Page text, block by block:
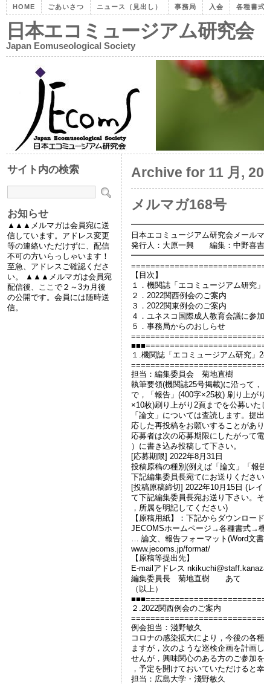
HOME ごあいさつ ニュース（見出し） 事務局 入会 各種書式
日本エコミュージアム研究会
Japan Eomuseological Society
Archive for 11 月,
メルマガ168号
日本エコミュージアム研究会メ
発行人：大原一興 編集：中野喜吉
【目次】
１．機関誌「エコミュージアム研究
２．2022関西例会のご案内
３．2022関東例会のご案内
４．ユネスコ国際成人教育会議に参
５．事務局からのおしらせ
１.機関誌「エコミュージアム研究」
担当：編集委員会 菊地直樹
執筆要領(機関誌25号掲載)に沿って
で，「報告」(400字×25枚) 刷り上が
×10枚)刷り上がり2頁までを公募いた
「論文」については査読します。提
応した再投稿をお願いすることがあり
応募者は次の応募期限にしたがって
）に書き込み投稿して下さい。
[応募期限] 2022年8月31日
投稿原稿の種別(例えば「論文」「報
下記編集委員長宛てにお送りください
[投稿原稿締切] 2022年10月15日 (レ
て下記編集委員長宛お送り下さい。
，所属を明記してください)
【原稿用紙】：下記からダウンロー
JECOMSホームページ→各種書式→
… 論文、報告フォーマット(Word文書
www.jecoms.jp/format/
【原稿等提出先】
E-mailアドレス
編集委員長 菊地直樹 あて
（以上）
２.2022関西例会のご案内
例会担当：淺野敏久
コロナの感染拡大により，今後の各
ますが，次のような巡検企画を計画
せんが，興味関心のある方のご参加
，予定を開けておいていただけると幸
担当：広島大学・淺野敏久
サイト内の検索
お知らせ
▲▲▲メルマガは会員宛に送
信しています。アドレス変更
等の連絡いただけずに、配信
不可の方いらっしゃいます！
至急、アドレスご確認くださ
い。 ▲▲▲メルマガは会員宛
配信後、ここで２～3カ月後
の公開です。会員には随時送
信。